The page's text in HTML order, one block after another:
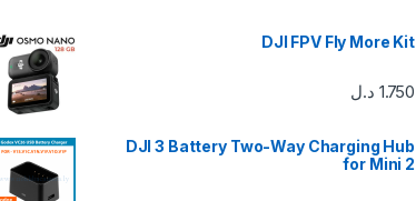
DJI FPV Fly More Kit
1.750 د.ل
DJI 3 Battery Two-Way Charging Hub
for Mini 2